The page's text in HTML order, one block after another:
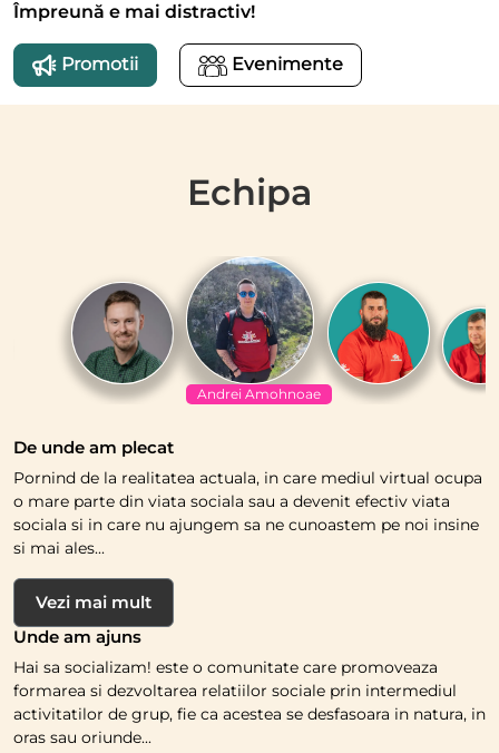
Împreună e mai distractiv!
Promotii Evenimente
Echipa
Andrei Amohnoae
De unde am plecat
Pornind de la realitatea actuala, in care mediul virtual ocupa
o mare parte din viata sociala sau a devenit efectiv viata
sociala si in care nu ajungem sa ne cunoastem pe noi insine
si mai ales...
Vezi mai mult
Unde am ajuns
Hai sa socializam! este o comunitate care promoveaza
formarea si dezvoltarea relatiilor sociale prin intermediul
activitatilor de grup, fie ca acestea se desfasoara in natura, in
oras sau oriunde...